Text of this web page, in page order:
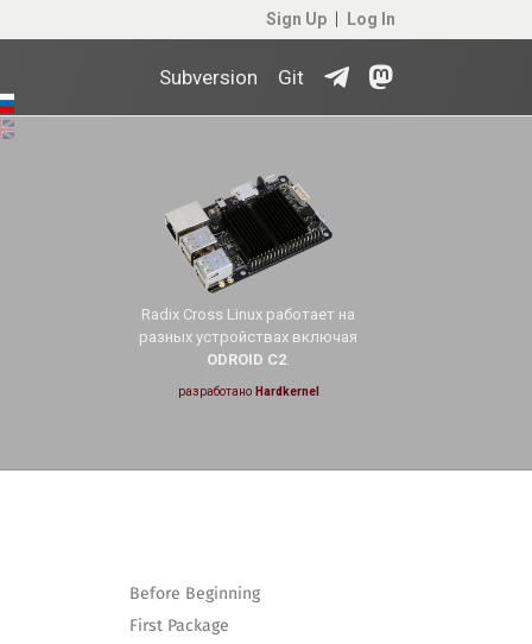
Sign Up Log In
Subversion Git
Radix Cross Linux работает на
разных устройствах включая
ODROID C2
разработано Hardkernel
Before Beginning
First Package